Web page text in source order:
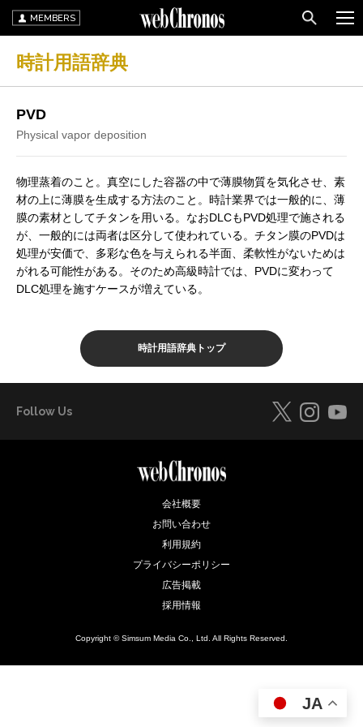
MEMBERS
時計用語辞典
PVD
Physical vapor deposition
物理蒸着のこと。真空にした容器の中で薄膜物質を気化させ、素
材の上に薄膜を生成する方法のこと。時計業界では一般的に、薄
膜の素材としてチタンを用いる。なおDLCもPVD処理で施される
が、一般的には両者は区分して使われている。チタン膜のPVDは
処理が安価で、多彩な色を与えられる半面、柔軟性がないためは
がれる可能性がある。そのため高級時計では、PVDに変わって
DLC処理を施すケースが増えている。
時計用語辞典トップ
Follow Us
会社概要
お問い合わせ
利用規約
プライバシーポリシー
広告掲載
採用情報
Copyright © Simsum Media Co., Ltd. All Rights Reserved.
JA